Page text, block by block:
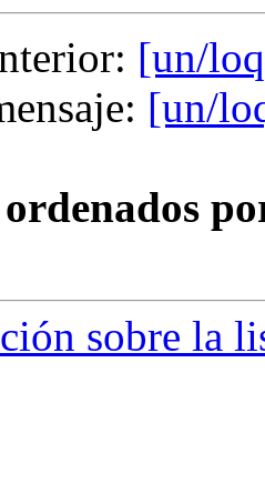
[un/
[un/
sobre la